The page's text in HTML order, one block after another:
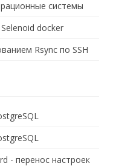
системы
docker
Rsync по SSH
- перенос настроек